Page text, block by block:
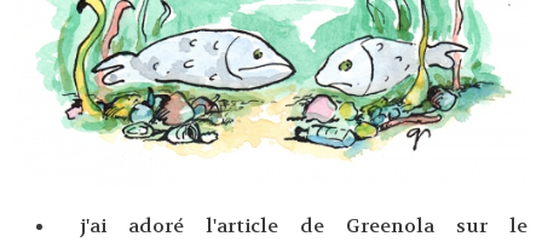
j'ai adoré l'article de Greenola sur le